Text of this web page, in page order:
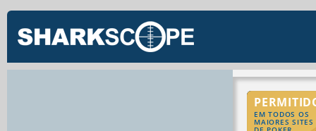
EM TODOS OS
MAIORES SITES